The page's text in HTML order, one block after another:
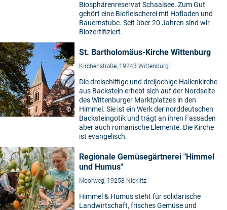
Biosphärenreservat Schaalsee. Zum Gut
gehört eine Biofleischerei mit Hofladen und
Bauernstube. Seit über 20 Jahren sind wir
Biozertifiziert.
©
St. Bartholomäus-Kirche Wittenburg
Kirchenstraße, 19243 Wittenburg
Die dreischiffige und dreijochige Hallenkirche
aus Backstein erhebt sich auf der Nordseite
des Wittenburger Marktplatzes in den
Himmel. Sie ist ein Werk der norddeutschen
Backsteingotik und trägt an ihren Fassaden
aber auch romanische Elemente. Die Kirche
ist evangelisch.
Regionale Gemüsegärtnerei "Himmel
und Humus"
Moorweg, 19258 Nieklitz
Himmel & Humus steht für solidarische
Landwirtschaft, frisches Gemüse und